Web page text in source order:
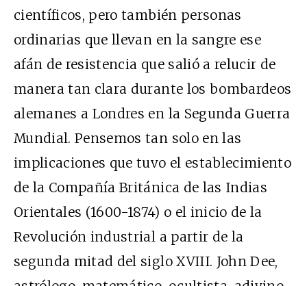
científicos, pero también personas
ordinarias que llevan en la sangre ese
afán de resistencia que salió a relucir de
manera tan clara durante los bombardeos
alemanes a Londres en la Segunda Guerra
Mundial. Pensemos tan solo en las
implicaciones que tuvo el establecimiento
de la Compañía Británica de las Indias
Orientales (1600-1874) o el inicio de la
Revolución industrial a partir de la
segunda mitad del sigloXVIII. John Dee,